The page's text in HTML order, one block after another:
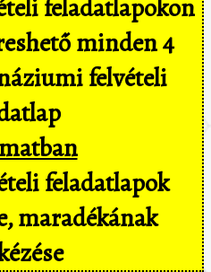
feladatlapokon
minden 4
felvételi
feladatlapok
maradékának